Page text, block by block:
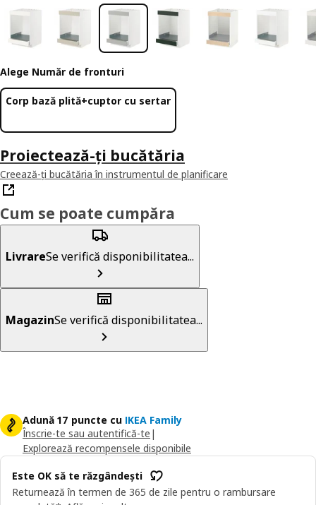
Alege Număr de fronturi
Corp bază plită+cuptor cu sertar
Proiectează-ți bucătăria
Creează-ți bucătăria în instrumentul de planificare
Cum se poate cumpăra
LivrareSe verifică disponibilitatea...
MagazinSe verifică disponibilitatea...
Adună 17 puncte cu IKEA Family
Înscrie-te sau autentifică-te |
Explorează recompensele disponibile
Este OK să te răzgândești
Returnează în termen de 365 de zile pentru o rambursare